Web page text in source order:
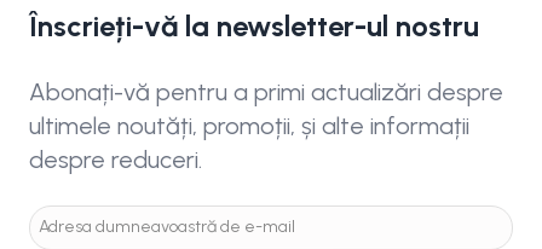
Înscrieți-vă la newsletter-ul nostru
Abonați-vă pentru a primi actualizări despre
ultimele noutăți, promoții, și alte informații
despre reduceri.